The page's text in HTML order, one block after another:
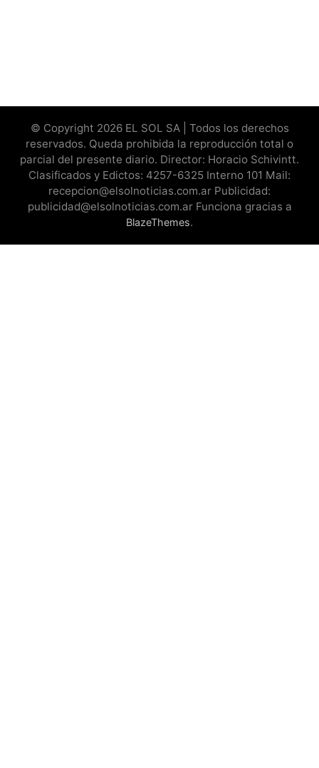
© Copyright 2026 EL SOL SA | Todos los derechos
reservados. Queda prohibida la reproducción total o
parcial del presente diario. Director: Horacio Schivintt.
Clasificados y Edictos: 4257-6325 Interno 101 Mail:
recepcion@elsolnoticias.com.ar Publicidad:
publicidad@elsolnoticias.com.ar Funciona gracias a
BlazeThemes.